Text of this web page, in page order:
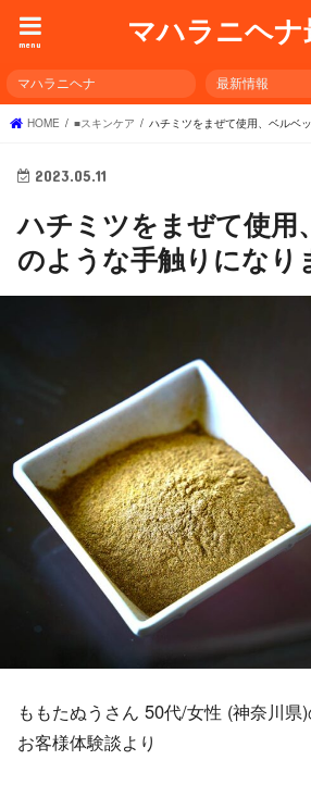
マハラニヘナ
menu
マハラニヘナ 最新情報
HOME ■スキンケア ハチミツをまぜて使用、ベルベ
2023.05.11
ハチミツをまぜて使用
のような手触りになり
ももたぬうさん 50代/女性 (神奈川県
お客様体験談より